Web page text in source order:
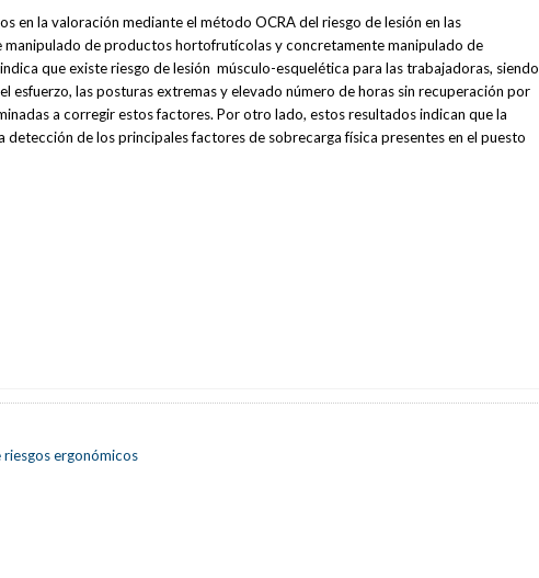
en la valoración mediante el método OCRA del riesgo de lesión en las
de productos hortofrutícolas y concretamente manipulado de
que existe riesgo de lesión músculo-esquelética para las trabajadoras, siendo
esfuerzo, las posturas extremas y elevado número de horas sin recuperación por
a corregir estos factores. Por otro lado, estos resultados indican que la
de los principales factores de sobrecarga física presentes en el puesto
ergonómicos